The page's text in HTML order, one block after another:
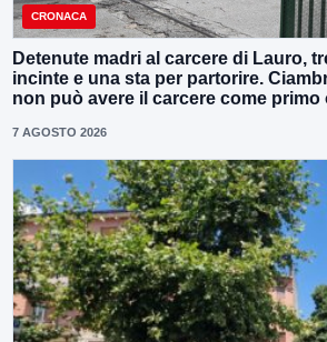
CRONACA
Detenute madri al carcere di Lauro,
incinte e una sta per partorire.
non può avere il carcere come primo
7 AGOSTO 2026